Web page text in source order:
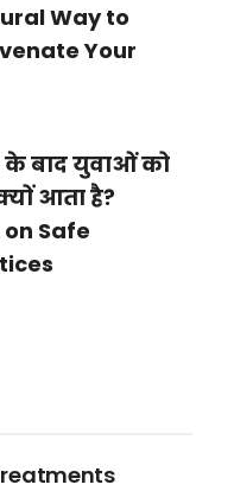
Way to
Your
के बाद युवाओं को
आता है?
Safe